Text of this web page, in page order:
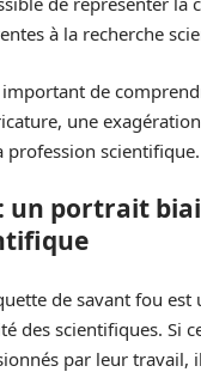
à la recherche
de
une
profession scientifique.
un portrait
de savant fou est
des scientifiques. Si
par leur travail,